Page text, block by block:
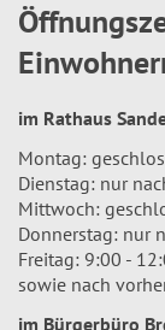
im Rathaus
Montag:
Dienstag: nur
Mittwoch:
Donnerstag: nur
Freitag: 9:00 -
sowie nach
im Bürgerbüro